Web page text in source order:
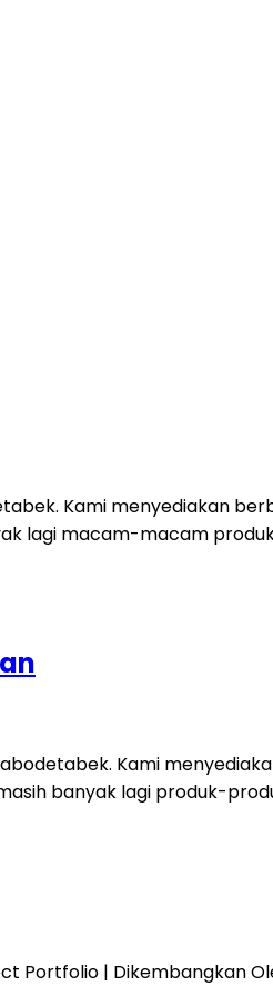
Kami menyediakan
lagi macam-macam
Kami
banyak lagi produk-
Portfolio | Dikembangkan